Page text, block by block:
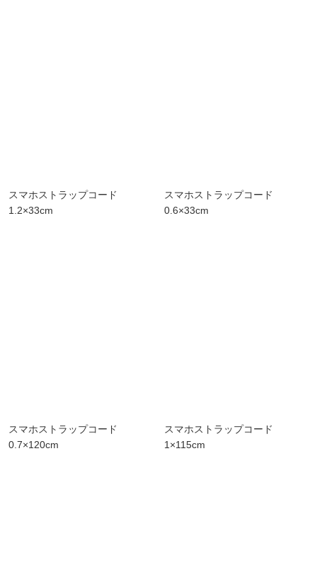
スマホストラップコード
1.2×33cm
スマホストラップコード
0.6×33cm
スマホストラップコード
0.7×120cm
スマホストラップコード
1×115cm